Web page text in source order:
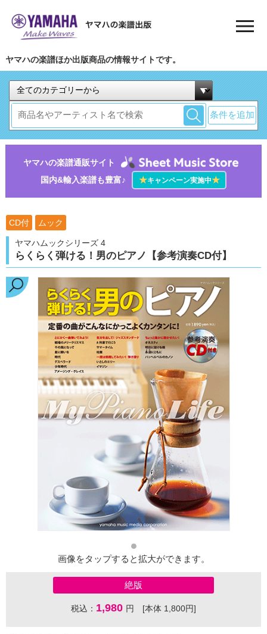
ヤマハの楽譜ほか出版商品の情報サイトです。
条件を追加
ヤマハの楽譜通販サイト
国内&輸入楽譜も豊富♪
★キャンペーン実施中★
CD付 ムック
ヤマハムックシリーズ 4
らくらく弾ける！男のピアノ【参考演奏CD付】
画像をタップすると拡大ができます。
絶版
税込： 1,980 円 [本体 1,800円]